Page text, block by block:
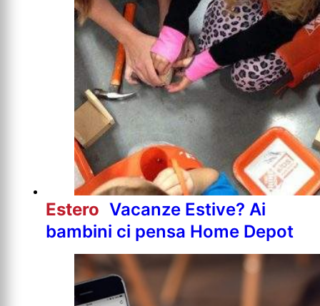
Estero Vacanze Estive? Ai
bambini ci pensa Home Depot